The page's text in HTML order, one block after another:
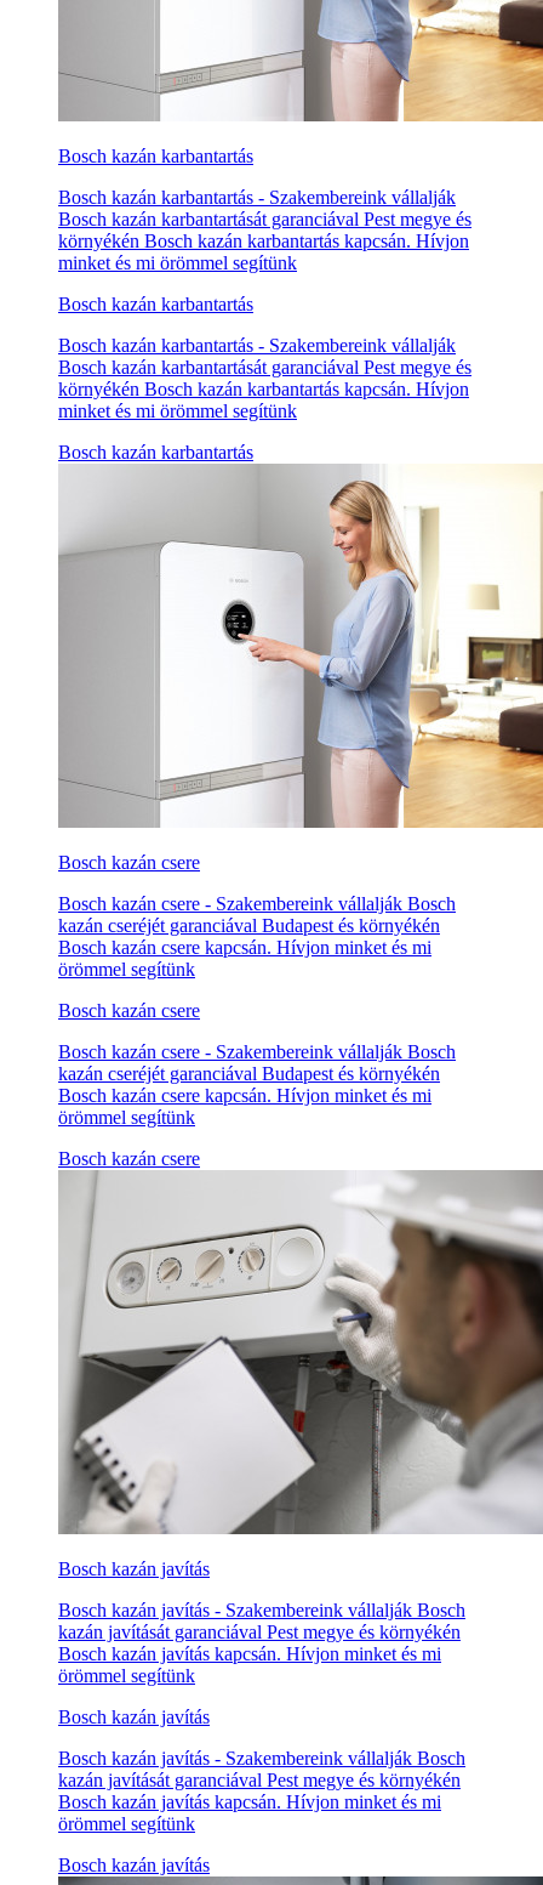
Bosch kazán karbantartás
Bosch kazán karbantartás - Szakembereink vállalják
Bosch kazán karbantartását garanciával Pest megye és
környékén Bosch kazán karbantartás kapcsán. Hívjon
minket és mi örömmel segítünk
Bosch kazán karbantartás
Bosch kazán karbantartás - Szakembereink vállalják
Bosch kazán karbantartását garanciával Pest megye és
környékén Bosch kazán karbantartás kapcsán. Hívjon
minket és mi örömmel segítünk
Bosch kazán karbantartás
Bosch kazán csere
Bosch kazán csere - Szakembereink vállalják Bosch
kazán cseréjét garanciával Budapest és környékén
Bosch kazán csere kapcsán. Hívjon minket és mi
örömmel segítünk
Bosch kazán csere
Bosch kazán csere - Szakembereink vállalják Bosch
kazán cseréjét garanciával Budapest és környékén
Bosch kazán csere kapcsán. Hívjon minket és mi
örömmel segítünk
Bosch kazán csere
Bosch kazán javítás
Bosch kazán javítás - Szakembereink vállalják Bosch
kazán javítását garanciával Pest megye és környékén
Bosch kazán javítás kapcsán. Hívjon minket és mi
örömmel segítünk
Bosch kazán javítás
Bosch kazán javítás - Szakembereink vállalják Bosch
kazán javítását garanciával Pest megye és környékén
Bosch kazán javítás kapcsán. Hívjon minket és mi
örömmel segítünk
Bosch kazán javítás